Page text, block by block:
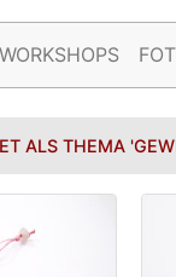
WORKSHOPS
ALS THEMA